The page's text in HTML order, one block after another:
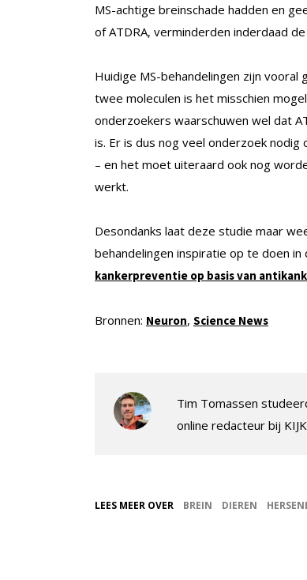
MS-achtige breinschade hadden en
of ATDRA, verminderden inderdaad
Huidige MS-behandelingen zijn
twee moleculen is het misschien
onderzoekers waarschuwen wel dat
is. Er is dus nog veel onderzoek
– en het moet uiteraard ook nog
werkt.
Desondanks laat deze studie maar
behandelingen inspiratie op te doen
kankerpreventie op basis van
Bronnen: Neuron, Science News
Tim Tomassen
online redacteur bij
LEES MEER OVER BREIN DIEREN